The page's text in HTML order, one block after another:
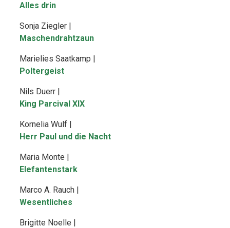
Alles drin
Sonja Ziegler |
Maschendrahtzaun
Marielies Saatkamp |
Poltergeist
Nils Duerr |
King Parcival XIX
Kornelia Wulf |
Herr Paul und die Nacht
Maria Monte |
Elefantenstark
Marco A. Rauch |
Wesentliches
Brigitte Noelle |